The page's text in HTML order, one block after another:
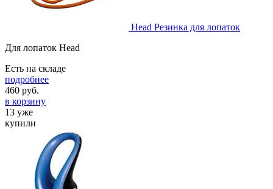
Head Резинка для лопаток
Для лопаток Head
Есть на складе
подробнее
460 руб.
в корзину
13 уже
купили